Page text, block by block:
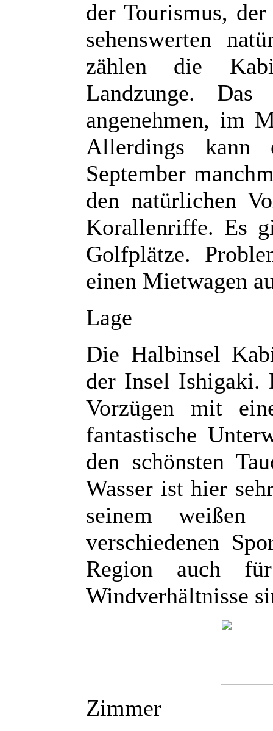
der Tourismus,
sehenswerten
zählen die
Landzunge.
angenehmen, im
Allerdings
September
den natürlichen
Korallenriffe. Es
Golfplätze.
einen Mietwagen
Lage
Die Halbinsel
der Insel Ishigaki.
Vorzügen mit
fantastische
den schönsten
Wasser ist hier
seinem
verschiedenen
Region auch
Windverhältnisse
Zimmer